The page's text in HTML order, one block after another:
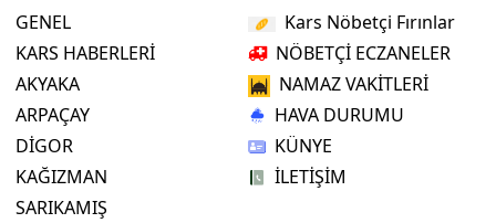
GENEL
KARS HABERLERİ
AKYAKA
ARPAÇAY
DİGOR
KAĞIZMAN
SARIKAMIŞ
Kars Nöbetçi Fırınlar
NÖBETÇİ ECZANELER
NAMAZ VAKİTLERİ
HAVA DURUMU
KÜNYE
İLETİŞİM